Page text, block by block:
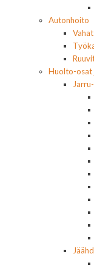
Autonhoito
Huolto-osat